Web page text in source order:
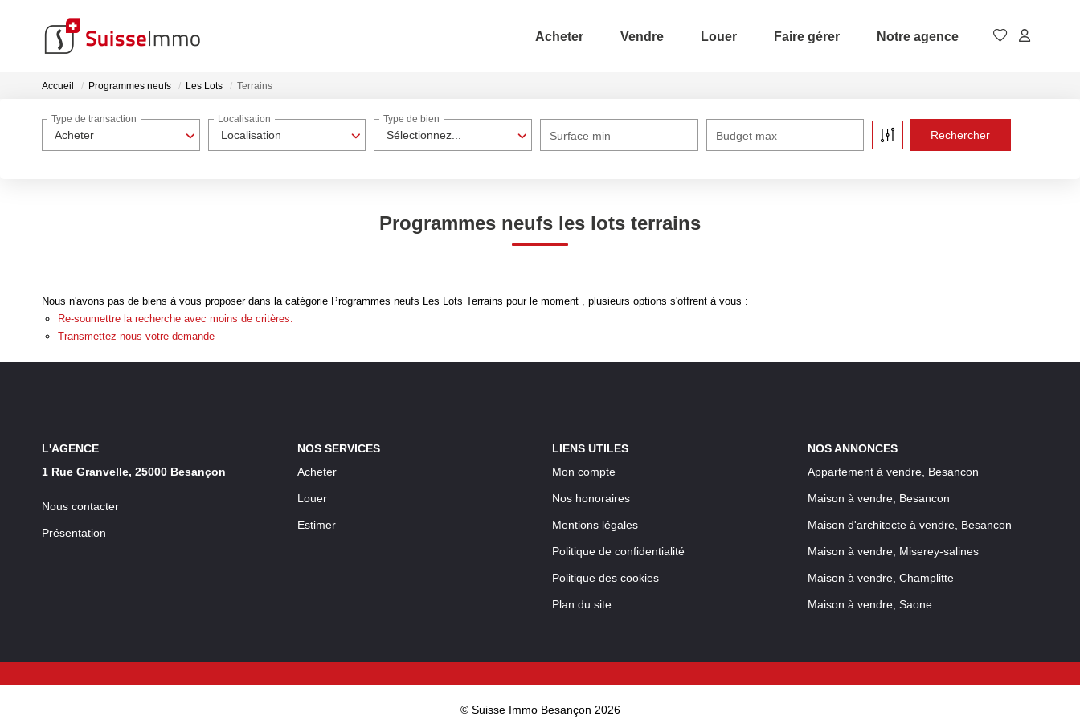
Acheter Vendre Louer Faire gérer Notre agence
Accueil Programmes neufs Les Lots Terrains
Acheter
Type de transaction
Localisation
Localisation
Sélectionnez...
Type de bien
Surface min Budget max
Programmes neufs les lots terrains
Nous n'avons pas de biens à vous proposer dans la catégorie Programmes neufs Les Lots Terrains pour le moment , plusieurs options s'offrent à vous :
Re-soumettre la recherche avec moins de critères.
Transmettez-nous votre demande
L'AGENCE
1 Rue Granvelle, 25000 Besançon
Nous contacter
Présentation
NOS SERVICES
Acheter
Louer
Estimer
LIENS UTILES
Mon compte
Nos honoraires
Mentions légales
Politique de confidentialité
Politique des cookies
Plan du site
NOS ANNONCES
Appartement à vendre, Besancon
Maison à vendre, Besancon
Maison d'architecte à vendre, Besancon
Maison à vendre, Miserey-salines
Maison à vendre, Champlitte
Maison à vendre, Saone
© Suisse Immo Besançon 2026